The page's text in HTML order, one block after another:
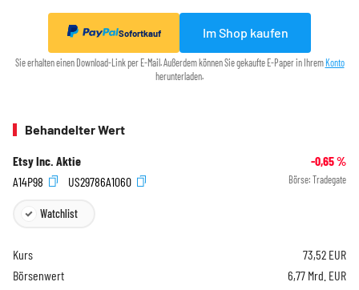
Sofortkauf Im Shop kaufen
Sie erhalten einen Download-Link per E-Mail. Außerdem können Sie gekaufte E-Paper in Ihrem Konto
herunterladen.
Behandelter Wert
Etsy Inc. Aktie -0,65%
A14P98
US29786A1060 Börse: Tradegate
Watchlist
Kurs 73,52 EUR
Börsenwert
6,77 Mrd. EUR